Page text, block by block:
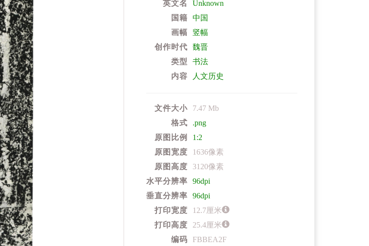
英文名
Unknown
国籍
中国
画幅
竖幅
创作时代
魏晋
类型
书法
内容
人文历史
文件大小
7.47 Mb
格式
.png
原图比例
1:2
原图宽度
1636像素
原图高度
3120像素
水平分辨率
96dpi
垂直分辨率
96dpi
打印宽度
12.7厘米
打印高度
25.4厘米
编码
FBBEA2F